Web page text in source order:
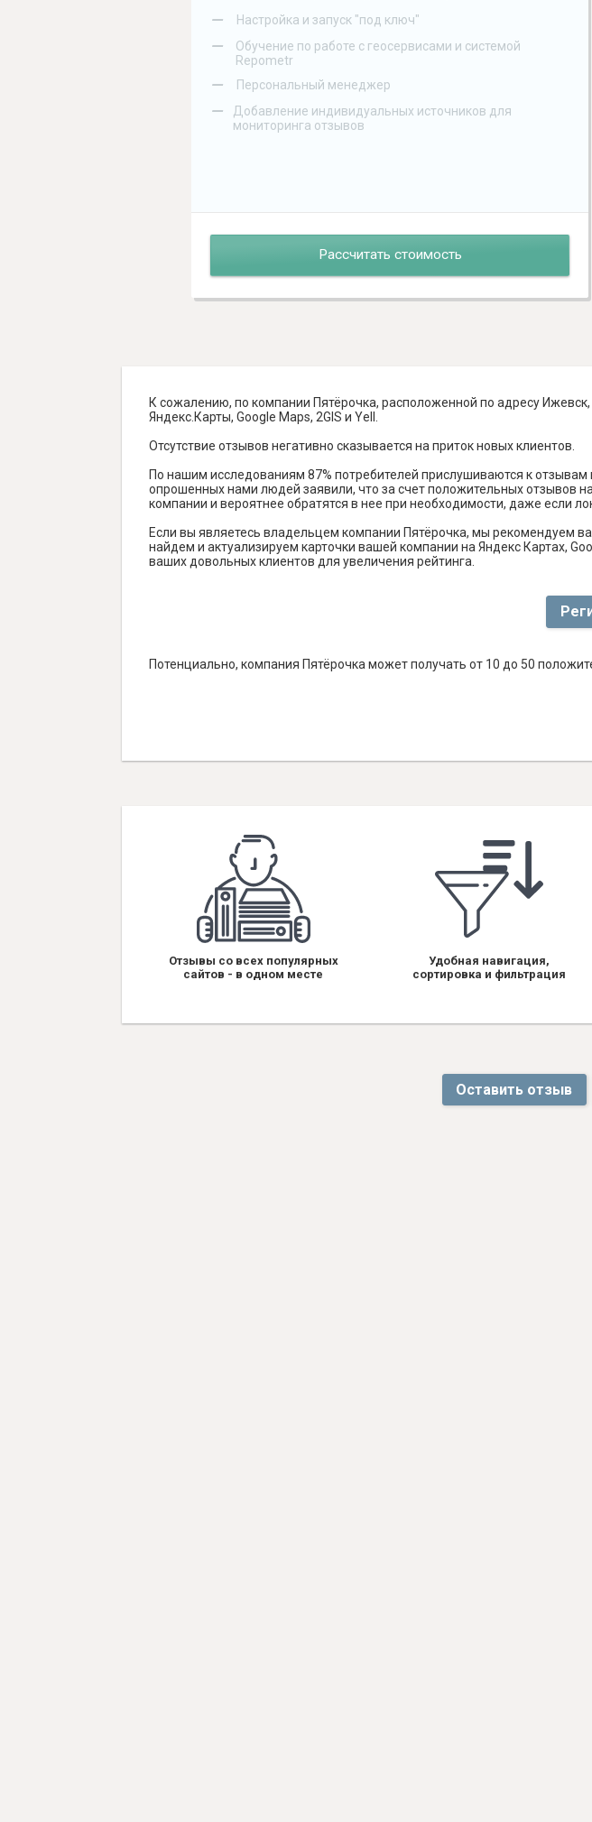
– Настройка и запуск "под ключ"
–
Обучение по работе с геосервисами и системой
Repometr
– Персональный менеджер
–
Добавление индивидуальных источников для
мониторинга отзывов
Рассчитать стоимость
К сожалению, по компании Пятёрочка, расположенной по адресу
Яндекс.Карты, Google Maps, 2GIS и Yell.
Отсутствие отзывов негативно сказывается на приток новых клиентов.
По нашим исследованиям 87% потребителей прислушиваются к
опрошенных нами людей заявили, что за счет положительных отзывов
компании и вероятнее обратятся в нее при необходимости, даже если
Если вы являетесь владельцем компании Пятёрочка, мы рекомендуем
найдем и актуализируем карточки вашей компании на Яндекс Картах,
ваших довольных клиентов для увеличения рейтинга.
Потенциально, компания Пятёрочка может получать от 10 до 50
Отзывы со всех популярных
сайтов - в одном месте
Удобная навигация,
сортировка и фильтрация
Оставить отзыв